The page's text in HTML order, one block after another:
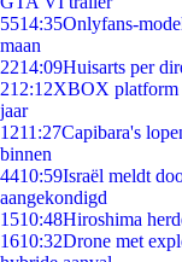
5514:35Onlyfans-
maan
2214:09Huisarts per
212:12XBOX platform
jaar
1211:27Capibara's
binnen
4410:59Israël meldt
aangekondigd
1510:48Hiroshima
1610:32Drone met